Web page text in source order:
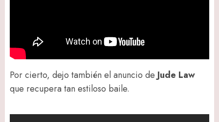
Por cierto, dejo también el anuncio de Jude Law
que recupera tan estiloso baile.